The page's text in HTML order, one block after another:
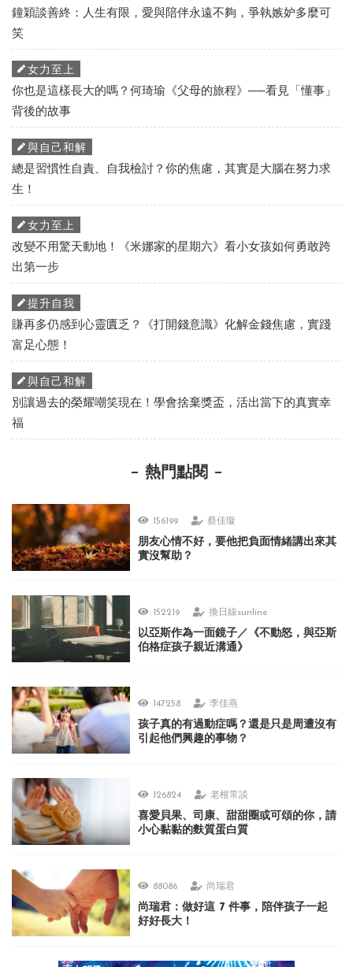
鐘穎談善終：人生有限，愛與陪伴永遠不夠，爭執嫉妒多麼可
笑
女力至上
你也是這樣長大的嗎？何琦瑜《父母的旅程》──看見「懂事」
背後的故事
與自己和解
總是習慣性自責、自我檢討？你的焦慮，其實是大腦在努力求
生！
女力至上
改變不用驚天動地！《米娜家的星期六》看小女孩如何勇敢跨
出第一步
提升自我
賺再多仍感到心靈匱乏？《打開錢意識》化解金錢焦慮，實踐
富足心態！
與自己和解
別讓過去的榮耀嘲笑現在！學會捨棄獎盃，活出當下的真實幸
福
熱門點閱
156199 蔡佳璇
朋友心情不好，要他把負面情緒講出來其
實沒幫助？
152219 換日線sunline
以亞斯作為一面鏡子／《不動怒，與亞斯
伯格症孩子親近溝通》
147258 李佳燕
孩子真的有過動症嗎？還是只是周遭沒有
引起他們興趣的事物？
126824 老根常談
喜愛貝果、司康、甜甜圈或可頌的你，請
小心黏黏的麩質蛋白質
88086 尚瑞君
尚瑞君：做好這 7 件事，陪伴孩子一起
好好長大！